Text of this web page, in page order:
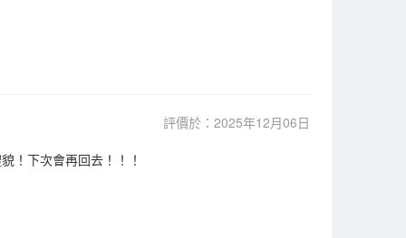
評價於：2025年12月06日
！下次會再回去！！！